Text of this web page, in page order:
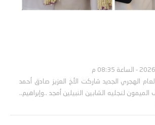
الهجري الجديد شاركت الأخ العزيز صادق أحمد
الميمون لنجليه الشابين النبيلين أمجد ..وإبراهيم..